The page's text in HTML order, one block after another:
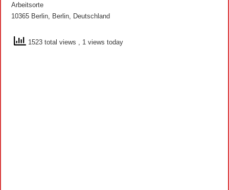
Arbeitsorte
10365 Berlin, Berlin, Deutschland
1523 total views , 1 views today